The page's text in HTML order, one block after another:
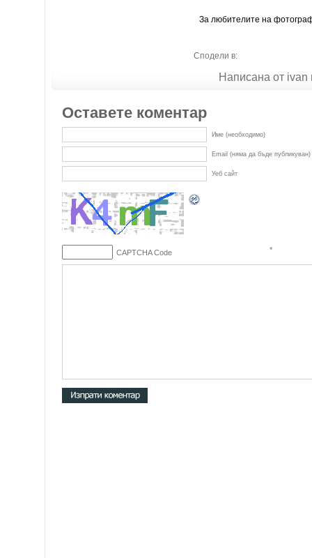
За любителите на
Сподели в:
Написана от ivan
Оставете коментар
Име (необходимо)
Email (няма да бъде
Уеб сайт
CAPTCHA Code *